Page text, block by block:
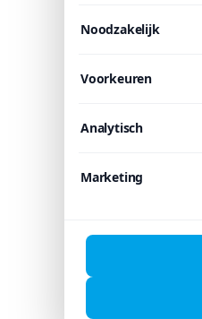
Noodzakelijk
Voorkeuren
Analytisch
Marketing